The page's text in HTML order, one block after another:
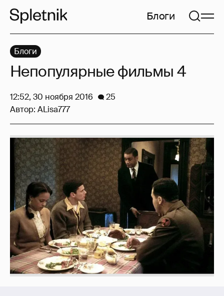
Блоги
Блоги
Непопулярные фильмы 4
12:52, 30 ноября 2016
25
Автор: ALisa777